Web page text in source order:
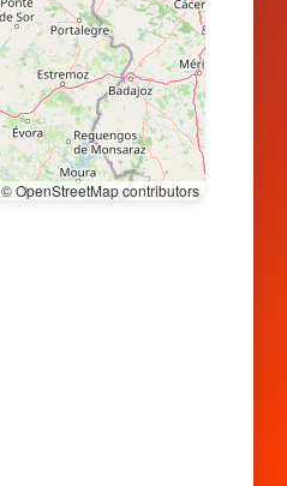
© OpenStreetMap contributors